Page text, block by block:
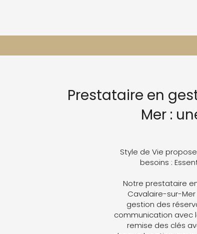
Prestataire en
Mer :
Style de Vie
besoins :
Notre prestataire
Cavalaire-sur-
gestion des
communication avec
remise des clés